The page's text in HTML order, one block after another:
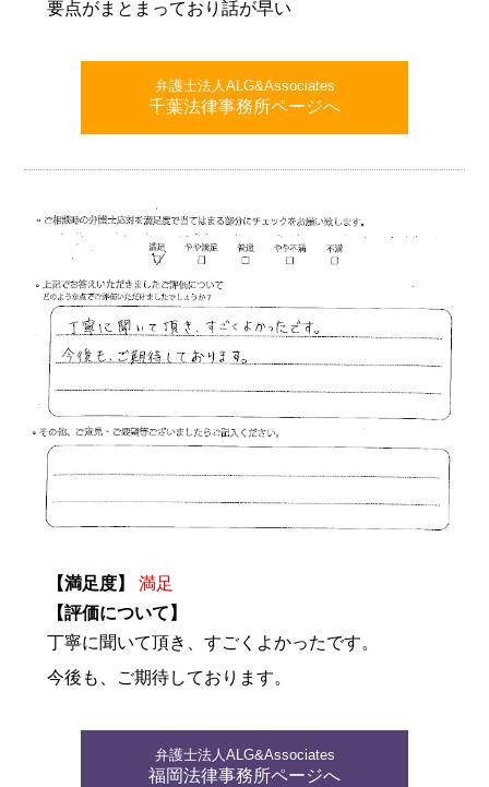
要点がまとまっており話が早い
弁護士法人ALG&Associates
千葉法律事務所ページへ
【満足度】
満足
【評価について】
丁寧に聞いて頂き、すごくよかったです。
今後も、ご期待しております。
弁護士法人ALG&Associates
福岡法律事務所ページへ